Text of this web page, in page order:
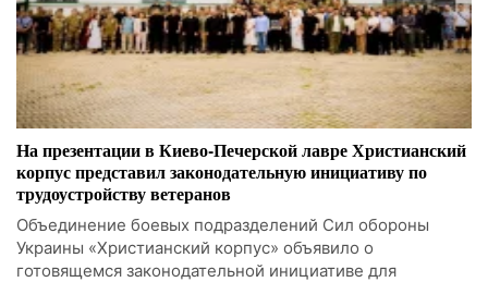
На презентации в Киево-Печерской лавре Христианский
корпус представил законодательную инициативу по
трудоустройству ветеранов
Объединение боевых подразделений Сил обороны
Украины «Христианский корпус» объявило о
готовящемся законодательной инициативе для